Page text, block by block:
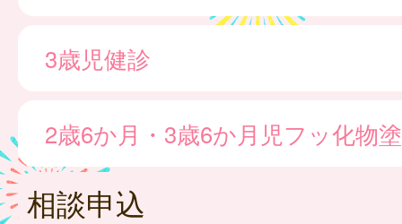
3歳児健診
2歳6か月・3歳6か月児フッ化物
相談申込